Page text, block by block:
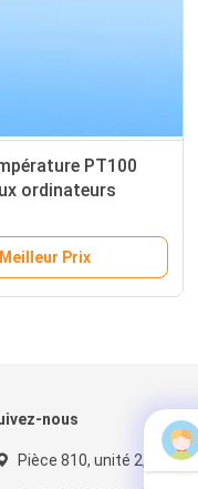
PT100
ordinateurs
Meilleur Prix
nous
Pièce 810, unité 2,